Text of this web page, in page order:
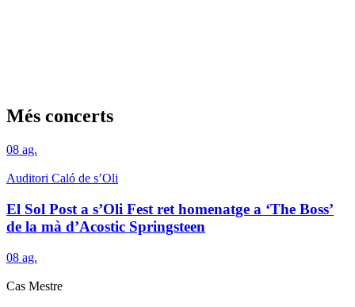
Més concerts
08 ag.
Auditori Caló de s’Oli
El Sol Post a s’Oli Fest ret homenatge a ‘The Boss’
de la mà d’Acostic Springsteen
08 ag.
Cas Mestre